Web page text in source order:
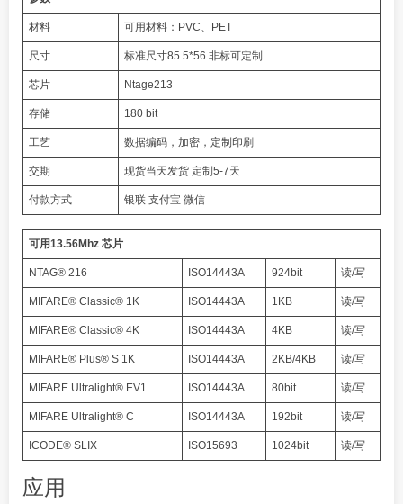
材料 可用材料：PVC、PET
尺寸 标准尺寸85.5*56 非标可定制
芯片 Ntage213
存储 180 bit
工艺 数据编码，加密，定制印刷
交期 现货当天发货 定制5-7天
付款方式 银联 支付宝 微信
可用13.56Mhz 芯片
NTAG® 216 ISO14443A 924bit 读/写
MIFARE® Classic® 1K ISO14443A 1KB 读/写
MIFARE® Classic® 4K ISO14443A 4KB 读/写
MIFARE® Plus® S 1K ISO14443A 2KB/4KB 读/写
MIFARE Ultralight® EV1 ISO14443A 80bit 读/写
MIFARE Ultralight® C ISO14443A 192bit 读/写
ICODE® SLIX ISO15693 1024bit 读/写
应用